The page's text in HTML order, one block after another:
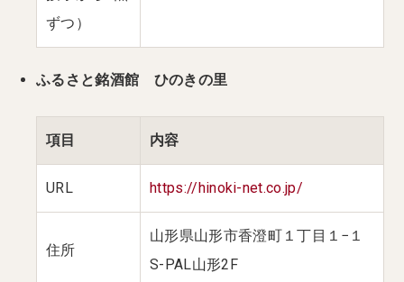
ずつ）
ふるさと銘酒館 ひのきの里
項目 内容
URL https://hinoki-net.co.jp/
住所
山形県山形市香澄町１丁目１−１
S-PAL山形2F